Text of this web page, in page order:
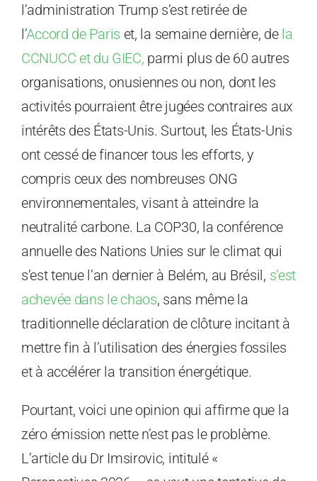
l’administration Trump s’est retirée de
l’Accord de Paris et, la semaine dernière, de la
CCNUCC et du GIEC, parmi plus de 60 autres
organisations, onusiennes ou non, dont les
activités pourraient être jugées contraires aux
intérêts des États-Unis. Surtout, les États-Unis
ont cessé de financer tous les efforts, y
compris ceux des nombreuses ONG
environnementales, visant à atteindre la
neutralité carbone. La COP30, la conférence
annuelle des Nations Unies sur le climat qui
s’est tenue l’an dernier à Belém, au Brésil, s’est
achevée dans le chaos, sans même la
traditionnelle déclaration de clôture incitant à
mettre fin à l’utilisation des énergies fossiles
et à accélérer la transition énergétique.
Pourtant, voici une opinion qui affirme que la
zéro émission nette n’est pas le problème.
L’article du Dr Imsirovic, intitulé «